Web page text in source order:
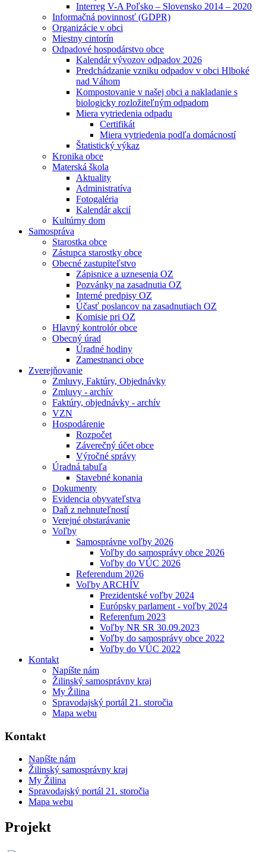
Interreg V-A Poľsko – Slovensko 2014 – 2020
Informačná povinnosť (GDPR)
Organizácie v obci
Miestny cintorín
Odpadové hospodárstvo obce
Kalendár vývozov odpadov 2026
Predchádzanie vzniku odpadov v obci Hlboké
nad Váhom
Kompostovanie v našej obci a nakladanie s
biologicky rozložiteľným odpadom
Miera vytriedenia odpadu
Certifikát
Miera vytriedenia podľa domácností
Štatistický výkaz
Kronika obce
Materská škola
Aktuality
Administratíva
Fotogaléria
Kalendár akcií
Kultúrny dom
Samospráva
Starostka obce
Zástupca starostky obce
Obecné zastupiteľstvo
Zápisnice a uznesenia OZ
Pozvánky na zasadnutia OZ
Interné predpisy OZ
Účasť poslancov na zasadnutiach OZ
Komisie pri OZ
Hlavný kontrolór obce
Obecný úrad
Úradné hodiny
Zamestnanci obce
Zverejňovanie
Zmluvy, Faktúry, Objednávky
Zmluvy - archív
Faktúry, objednávky - archív
VZN
Hospodárenie
Rozpočet
Záverečný účet obce
Výročné správy
Úradná tabuľa
Stavebné konania
Dokumenty
Evidencia obyvateľstva
Daň z nehnuteľností
Verejné obstarávanie
Voľby
Samosprávne voľby 2026
Voľby do samosprávy obce 2026
Voľby do VÚC 2026
Referendum 2026
Voľby ARCHÍV
Prezidentské voľby 2024
Európsky parlament - voľby 2024
Referenfum 2023
Voľby NR SR 30.09.2023
Voľby do samosprávy obce 2022
Voľby do VÚC 2022
Kontakt
Napíšte nám
Žilinský samosprávny kraj
My Žilina
Spravodajský portál 21. storočia
Mapa webu
Kontakt
Napíšte nám
Žilinský samosprávny kraj
My Žilina
Spravodajský portál 21. storočia
Mapa webu
Projekt